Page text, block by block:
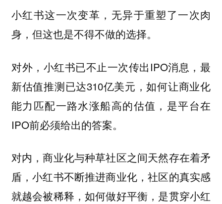
小红书这一次变革，无异于重塑了一次肉
身，但这也是不得不做的选择。
对外，小红书已不止一次传出IPO消息，最
新估值推测已达310亿美元，如何让商业化
能力匹配一路水涨船高的估值，是平台在
IPO前必须给出的答案。
对内，商业化与种草社区之间天然存在着矛
盾，小红书不断推进商业化，社区的真实感
就越会被稀释，如何做好平衡，是贯穿小红